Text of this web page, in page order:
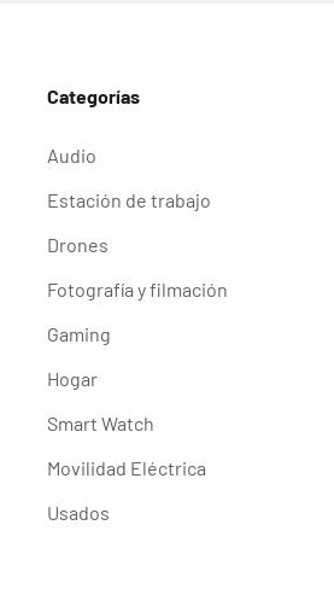
Categorías
Audio
Estación de trabajo
Drones
Fotografía y filmación
Gaming
Hogar
Smart Watch
Movilidad Eléctrica
Usados